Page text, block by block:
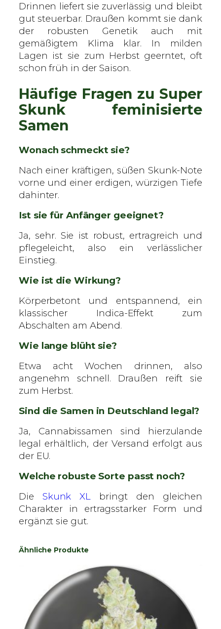
Drinnen liefert sie zuverlässig und bleibt
gut steuerbar. Draußen kommt sie dank
der robusten Genetik auch mit
gemäßigtem Klima klar. In milden
Lagen ist sie zum Herbst geerntet, oft
schon früh in der Saison.
Häufige Fragen zu Super
Skunk feminisierte
Samen
Wonach schmeckt sie?
Nach einer kräftigen, süßen Skunk-Note
vorne und einer erdigen, würzigen Tiefe
dahinter.
Ist sie für Anfänger geeignet?
Ja, sehr. Sie ist robust, ertragreich und
pflegeleicht, also ein verlässlicher
Einstieg.
Wie ist die Wirkung?
Körperbetont und entspannend, ein
klassischer Indica-Effekt zum
Abschalten am Abend.
Wie lange blüht sie?
Etwa acht Wochen drinnen, also
angenehm schnell. Draußen reift sie
zum Herbst.
Sind die Samen in Deutschland legal?
Ja, Cannabissamen sind hierzulande
legal erhältlich, der Versand erfolgt aus
der EU.
Welche robuste Sorte passt noch?
Die Skunk XL bringt den gleichen
Charakter in ertragsstarker Form und
ergänzt sie gut.
Ähnliche Produkte